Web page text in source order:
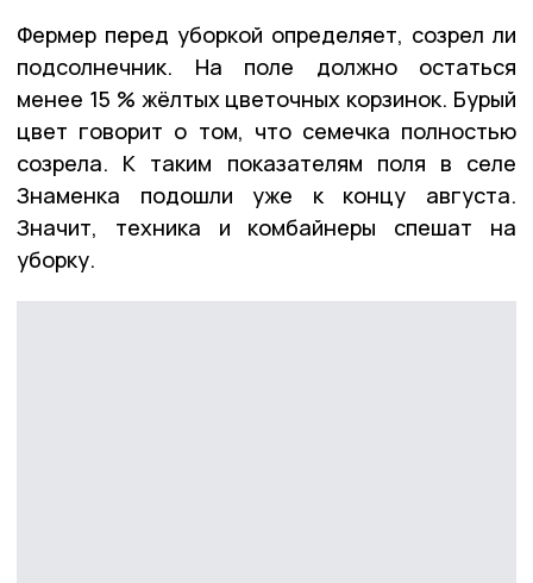
Фермер перед уборкой определяет, созрел ли
подсолнечник. На поле должно остаться
менее 15 % жёлтых цветочных корзинок. Бурый
цвет говорит о том, что семечка полностью
созрела. К таким показателям поля в селе
Знаменка подошли уже к концу августа.
Значит, техника и комбайнеры спешат на
уборку.